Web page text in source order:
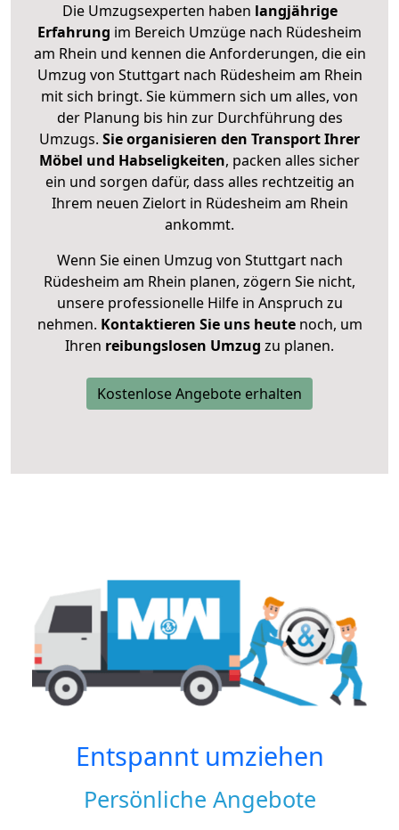
Die Umzugsexperten haben langjährige
Erfahrung im Bereich Umzüge nach Rüdesheim
am Rhein und kennen die Anforderungen, die ein
Umzug von Stuttgart nach Rüdesheim am Rhein
mit sich bringt. Sie kümmern sich um alles, von
der Planung bis hin zur Durchführung des
Umzugs. Sie organisieren den Transport Ihrer
Möbel und Habseligkeiten, packen alles sicher
ein und sorgen dafür, dass alles rechtzeitig an
Ihrem neuen Zielort in Rüdesheim am Rhein
ankommt.
Wenn Sie einen Umzug von Stuttgart nach
Rüdesheim am Rhein planen, zögern Sie nicht,
unsere professionelle Hilfe in Anspruch zu
nehmen. Kontaktieren Sie uns heutenoch, um
Ihren reibungslosen Umzug zu planen.
Kostenlose Angebote erhalten
Entspannt umziehen
Persönliche Angebote